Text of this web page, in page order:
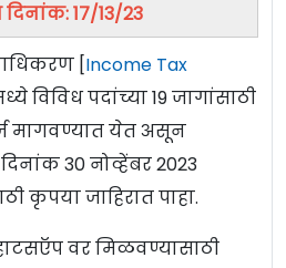
दिनांक: 17/13/23
[Income Tax
विविध पदांच्या 19 जागांसाठी
मागवण्यात येत असून
30 नोव्हेंबर 2023
कृपया जाहिरात पाहा.
वर मिळवण्यासाठी